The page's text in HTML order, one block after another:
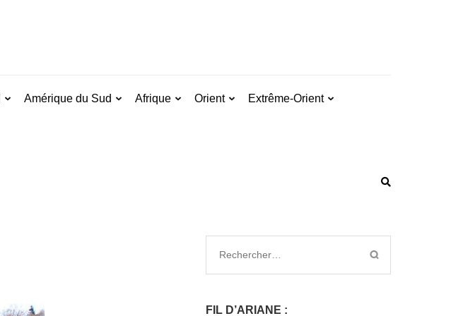
Amérique du Sud Afrique Orient Extrême-Orient
FIL D’ARIANE :